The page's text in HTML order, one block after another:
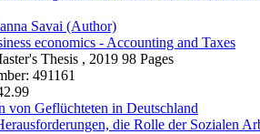
Savai (Author)
economics - Accounting and Taxes
Thesis , 2019 98 Pages
491161
von Geflüchteten in Deutschland
die Rolle der Sozialen